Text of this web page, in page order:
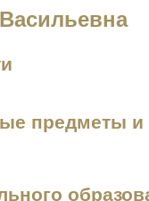
предметы и